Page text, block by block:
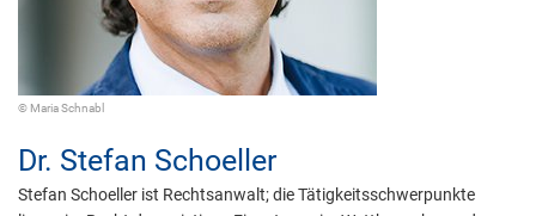
© Maria Schnabl
Dr. Stefan Schoeller
Stefan Schoeller ist Rechtsanwalt; die Tätigkeitsschwerpunkte